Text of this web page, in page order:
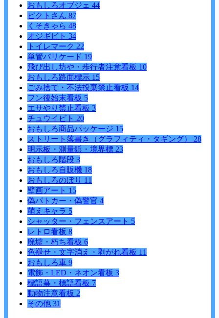
おもしろオブジェ 44
ピクトさん 87
くそきゃら 48
オジギビト 34
トイレマーク 22
単管バリケード 19
飛び出し坊や・歩行者注意看板 10
おもしろ路面標示 15
ごみ捨て・不法投棄禁止看板 14
フン後始末看板 5
エサやり禁止看板 3
チュウイビト 20
おもしろ商品パッケージ 15
ストリート落書き（グラフィティ・タギング） 28
明示板・測量鋲・境界標 23
おもしろ階段 3
おもしろ自販機 18
おもしろのぼり 11
壁画アート 15
偽パトカー・偽警官 4
萌えキャラ 5
シャッター・フェンスアート 5
レトロ看板 8
廃墟・朽ち看板 6
色褪せ・文字消え・剥がれ看板 11
おもしろ車 9
電飾・LED・ネオン看板 3
標語幕・標語看板 7
動物注意看板 2
その他 31